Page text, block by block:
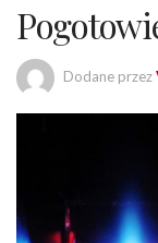
Dodane przez